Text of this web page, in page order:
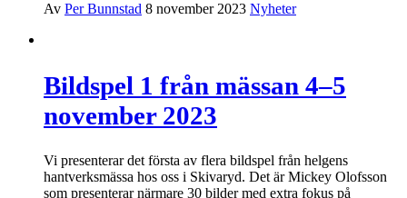
Av Per Bunnstad 8 november 2023 Nyheter
Bildspel 1 från mässan 4–5
november 2023
Vi presenterar det första av flera bildspel från helgens
hantverksmässa hos oss i Skivaryd. Det är Mickey Olofsson
som presenterar närmare 30 bilder med extra fokus på